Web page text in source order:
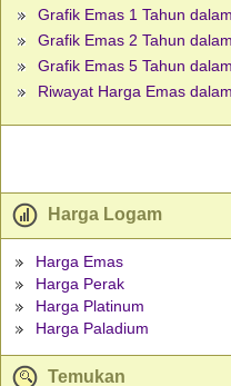
Grafik Emas 1 Tahun
Grafik Emas 2 Tahun
Grafik Emas 5 Tahun
Riwayat Harga Emas
Harga Logam
Harga Emas
Harga Perak
Harga Platinum
Harga Paladium
Temukan